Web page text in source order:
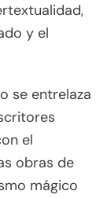
y el
se entrelaza
el
obras de
mágico